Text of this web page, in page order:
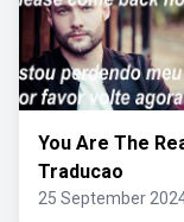
You Are The
Traducao
25 September